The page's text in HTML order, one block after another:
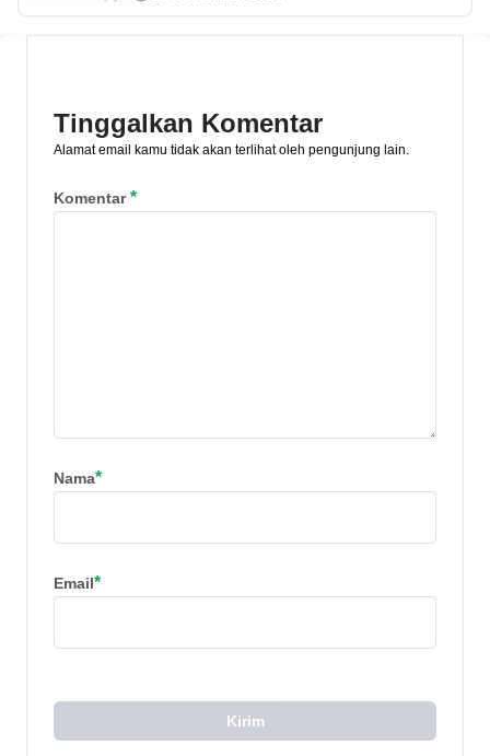
maupun online. Yuk, cari tahu langkah-
Tinggalkan Komentar
Alamat email kamu tidak akan terlihat oleh pengunjung lain.
Komentar*
Nama*
Email*
Kirim